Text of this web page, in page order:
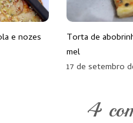
e nozes
Torta de
mel
17 de setembro
4